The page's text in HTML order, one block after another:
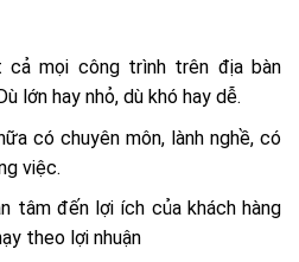
cả mọi công trình trên địa bàn
lớn hay nhỏ, dù khó hay dễ.
có chuyên môn, lành nghề, có
việc.
tâm đến lợi ích của khách hàng
theo lợi nhuận